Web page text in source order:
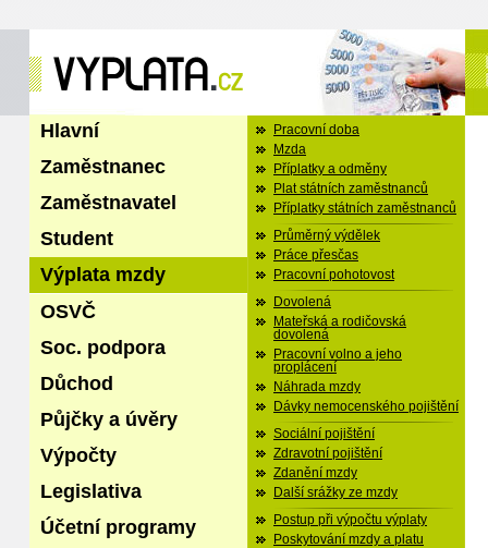
Hlavní
Zaměstnanec
Zaměstnavatel
Student
Výplata mzdy
OSVČ
Soc. podpora
Důchod
Půjčky a úvěry
Výpočty
Legislativa
Účetní programy
Pracovní doba
Mzda
Příplatky a odměny
Plat státních zaměstnanců
Příplatky státních zaměstnanců
Průměrný výdělek
Práce přesčas
Pracovní pohotovost
Dovolená
Mateřská a rodičovská
dovolená
Pracovní volno a jeho
proplácení
Náhrada mzdy
Dávky nemocenského pojištění
Sociální pojištění
Zdravotní pojištění
Zdanění mzdy
Další srážky ze mzdy
Postup při výpočtu výplaty
Poskytování mzdy a platu